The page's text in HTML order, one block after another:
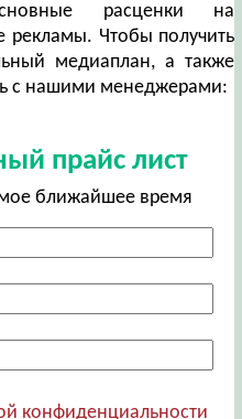
расценки на
рекламы. Чтобы получить
медиаплан, а также
с нашими менеджерами:
прайс лист
ближайшее время
конфиденциальности